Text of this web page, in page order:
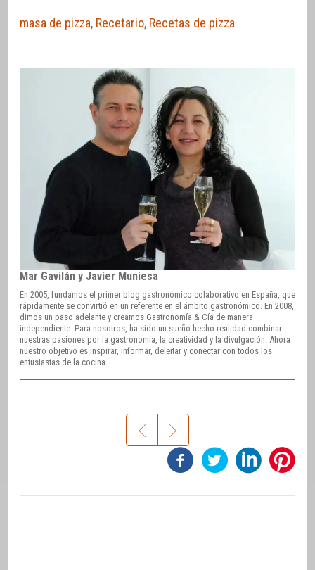
masa de pizza, Recetario, Recetas de pizza
Mar Gavilán y Javier Muniesa
En 2005, fundamos el primer blog gastronómico colaborativo en España, que
rápidamente se convirtió en un referente en el ámbito gastronómico. En 2008,
dimos un paso adelante y creamos Gastronomía & Cía de manera
independiente. Para nosotros, ha sido un sueño hecho realidad combinar
nuestras pasiones por la gastronomía, la creatividad y la divulgación. Ahora
nuestro objetivo es inspirar, informar, deleitar y conectar con todos los
entusiastas de la cocina.